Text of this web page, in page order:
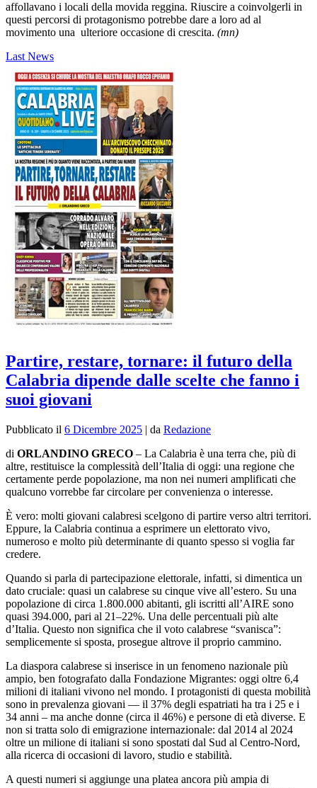
affollavano i locali della movida reggina. Riuscire a coinvolgerli in
questi percorsi di protagonismo potrebbe dare a loro ad al
movimento una ulteriore occasione di crescita. (mn)
Last News
Partire, restare, tornare: il futuro della
Calabria dipende dalle scelte che fanno i
suoi giovani
Pubblicato il 6 Dicembre 2025 | da Redazione
di ORLANDINO GRECO – La Calabria è una terra che, più di
altre, restituisce la complessità dell’Italia di oggi: una regione che
certamente perde popolazione, ma non nei numeri amplificati che
qualcuno vorrebbe far circolare per convenienza o interesse.
È vero: molti giovani calabresi scelgono di partire verso altri territori.
Eppure, la Calabria continua a esprimere un elettorato vivo,
numeroso e molto più determinante di quanto spesso si voglia far
credere.
Quando si parla di partecipazione elettorale, infatti, si dimentica un
dato cruciale: quasi un calabrese su cinque vive all’estero. Su una
popolazione di circa 1.800.000 abitanti, gli iscritti all’AIRE sono
quasi 394.000, pari al 21–22%. Una delle percentuali più alte
d’Italia. Questo non significa che il voto calabrese “svanisca”:
semplicemente si sposta, prosegue altrove il proprio cammino.
La diaspora calabrese si inserisce in un fenomeno nazionale più
ampio, ben fotografato dalla Fondazione Migrantes: oggi oltre 6,4
milioni di italiani vivono nel mondo. I protagonisti di questa mobilità
sono in prevalenza giovani — il 37% degli espatriati ha tra i 25 e i
34 anni – ma anche donne (circa il 46%) e persone di età diverse. E
non si tratta solo di emigrazione internazionale: dal 2014 al 2024
oltre un milione di italiani si sono spostati dal Sud al Centro-Nord,
alla ricerca di occasioni di lavoro, studio e stabilità.
A questi numeri si aggiunge una platea ancora più ampia di